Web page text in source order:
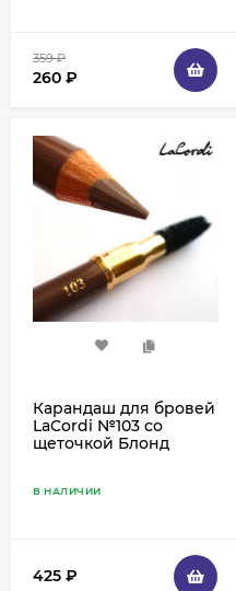
359₽
260 ₽
Карандаш для бровей
LaCordi №103 со
щеточкой Блонд
В НАЛИЧИИ
425 ₽